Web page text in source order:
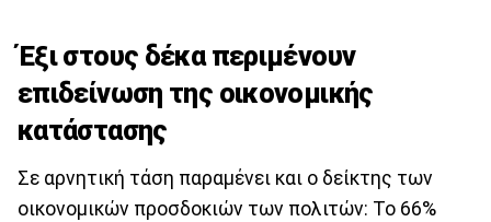
Έξι στους δέκα περιμένουν
επιδείνωση της οικονομικής
κατάστασης
Σε αρνητική τάση παραμένει και ο δείκτης των
οικονομικών προσδοκιών των πολιτών: Το 66%